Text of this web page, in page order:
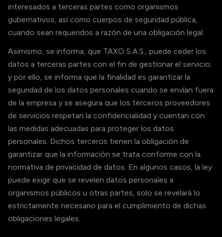
interesados a terceras partes como organismos
gubernativos, así como cuerpos de seguridad pública,
cuando sean requeridos a razón de una obligación legal.
Asimismo, se informa, que TAXO S.A.S., puede ceder los
datos a terceras partes con el fin de gestionar el servicio;
y por ello, se informa que la finalidad es garantizar la
seguridad de los datos personales cuando se envían fuera
de la empresa y se asegura que los terceros proveedores
de servicios respetan la confidencialidad y cuentan con
las medidas adecuadas para proteger los datos
personales. Dichos terceros tienen la obligación de
garantizar que la información se trata conforme con la
normativa de privacidad de datos. En algunos casos, la ley
puede exigir que se revelen datos personales a
organismos públicos u otras partes, solo se revelará lo
estrictamente necesario para el cumplimiento de dichas
obligaciones legales.